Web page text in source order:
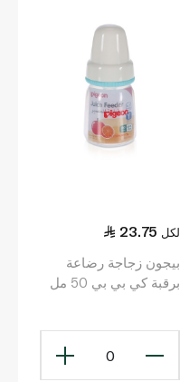
23.75 لكل
بيجون زجاجة رضاعة
برقبة كي بي بي 50 مل
0